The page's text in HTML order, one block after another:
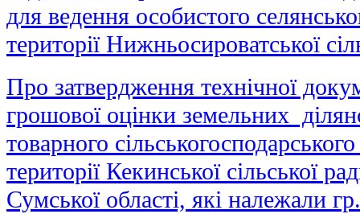
для ведення особистого
території Нижньосироватської
Про затвердження технічної
грошової оцінки земельних
товарного
території Кекинської сільської
Сумської області, які належали